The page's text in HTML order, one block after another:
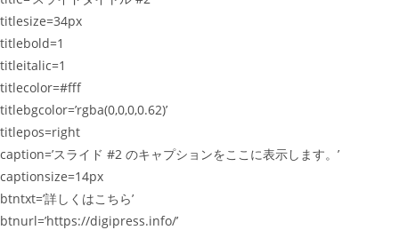
titlesize=34px
titlebold=1
titleitalic=1
titlecolor=#fff
titlebgcolor=’rgba(0,0,0,0.62)’
titlepos=right
caption=’スライド #2 のキャプションをここに表示します。’
captionsize=14px
btntxt=’詳しくはこちら’
btnurl=’https://digipress.info/’